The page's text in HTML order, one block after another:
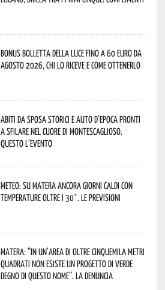
Bonus bolletta della luce fino a 60 euro da
agosto 2026, chi lo riceve e come ottenerlo
Abiti da sposa storici e auto d’epoca pronti
a sfilare nel cuore di Montescaglioso.
Questo l’evento
Meteo: su Matera ancora giorni caldi con
temperature oltre i 30°. Le previsioni
Matera: “In un’area di oltre cinquemila metri
quadrati non esiste un progetto di verde
degno di questo nome”. La denuncia